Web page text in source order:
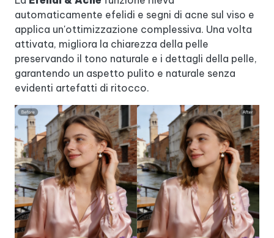
automaticamente efelidi e segni di acne sul viso e
applica un'ottimizzazione complessiva. Una volta
attivata, migliora la chiarezza della pelle
preservando il tono naturale e i dettagli della pelle,
garantendo un aspetto pulito e naturale senza
evidenti artefatti di ritocco.